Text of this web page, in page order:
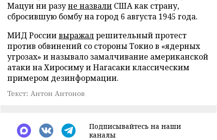
Мацуи ни разуне назвали США как страну,
сбросившую бомбу на город 6 августа 1945 года.
МИД Россиивыражалрешительный протест
против обвинений со стороны Токио в «ядерных
угрозах» и называло замалчивание американской
атаки на Хиросиму и Нагасаки классическим
примером дезинформации.
Текст: Антон Антонов
Подписывайтесь на наши
каналы